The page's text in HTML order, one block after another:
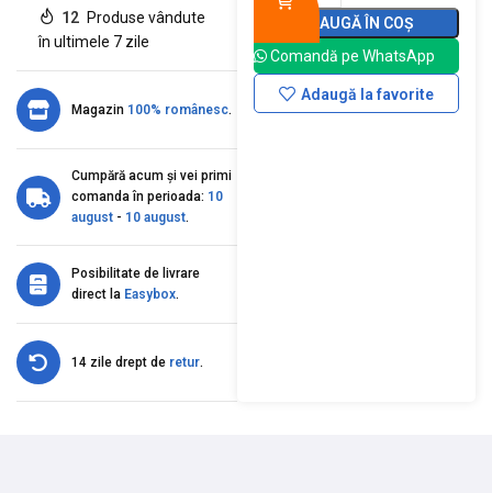
12 Produse vândute
în ultimele 7 zile
Magazin 100% românesc.
Cumpără acum și vei primi
comanda în perioada: 10
august - 10 august.
Posibilitate de livrare
direct la Easybox.
14 zile drept de retur.
ADAUGĂ ÎN COȘ
Comandă pe WhatsApp
Adaugă la favorite